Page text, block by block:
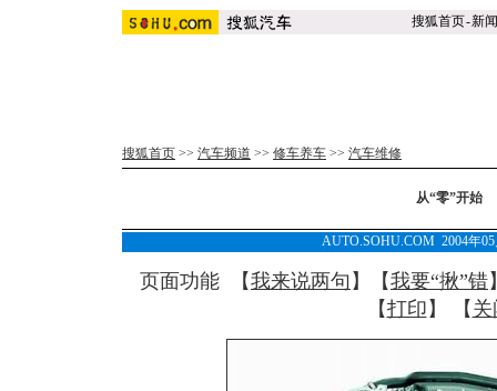
搜狐首页-新闻
搜狐首页 >> 汽车频道 >> 修车养车 >> 汽车维修
从“零”开始
AUTO.SOHU.COM 2004年
页面功能 【我来说两句 】【我要“揪”错
【打印 】 【 关